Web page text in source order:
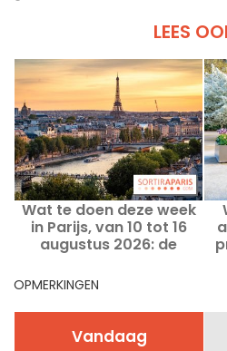
LEES
Wat te doen deze week
in Parijs, van 10 tot 16
augustus 2026: de
OPMERKINGEN
Vandaag